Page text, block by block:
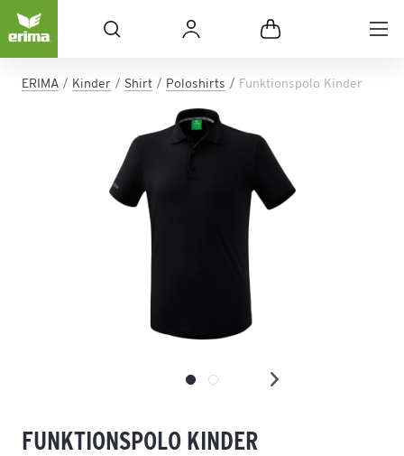
ERIMA Kinder Shirt Poloshirts Funktionspolo Kinder
FUNKTIONSPOLO KINDER